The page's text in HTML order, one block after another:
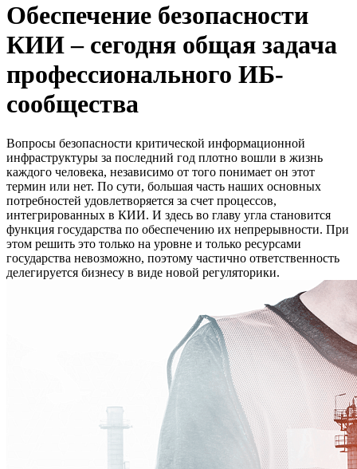
Обеспечение безопасности
КИИ – сегодня общая задача
профессионального ИБ-
сообщества
Вопросы безопасности критической информационной
инфраструктуры за последний год плотно вошли в жизнь
каждого человека, независимо от того понимает он этот
термин или нет. По сути, большая часть наших основных
потребностей удовлетворяется за счет процессов,
интегрированных в КИИ. И здесь во главу угла становится
функция государства по обеспечению их непрерывности. При
этом решить это только на уровне и только ресурсами
государства невозможно, поэтому частично ответственность
делегируется бизнесу в виде новой регуляторики.